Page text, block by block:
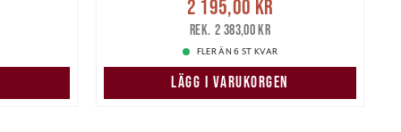
2 195,00 krTidigare pris
2 383,00 kr
2 195,00 kr
2 383,00 kr
FLER ÄN 6 ST KVAR
LÄGG I VARUKORGEN